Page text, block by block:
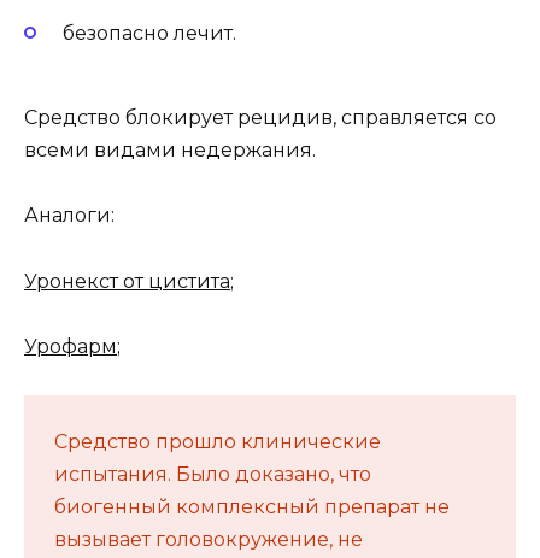
безопасно лечит.
Средство блокирует рецидив, справляется со
всеми видами недержания.
Аналоги:
Уронекст от цистита;
Урофарм;
Средство прошло клинические
испытания. Было доказано, что
биогенный комплексный препарат не
вызывает головокружение, не